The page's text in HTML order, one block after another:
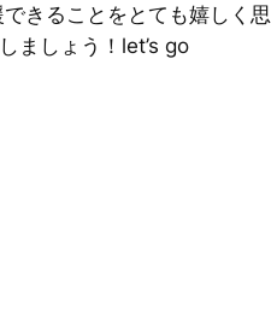
きることをとても嬉しく思
ましょう！let’s go